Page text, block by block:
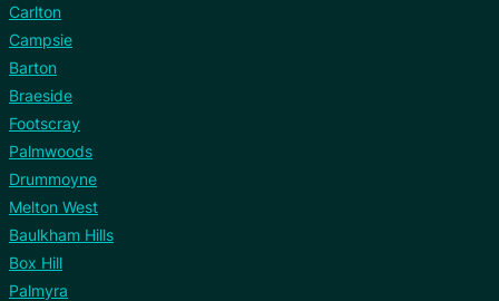
Carlton
Campsie
Barton
Braeside
Footscray
Palmwoods
Drummoyne
Melton West
Baulkham Hills
Box Hill
Palmyra